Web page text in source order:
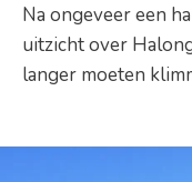
Na ongeveer een
uitzicht over
langer moeten